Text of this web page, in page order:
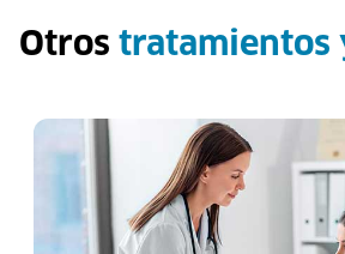
Otros tratamientos